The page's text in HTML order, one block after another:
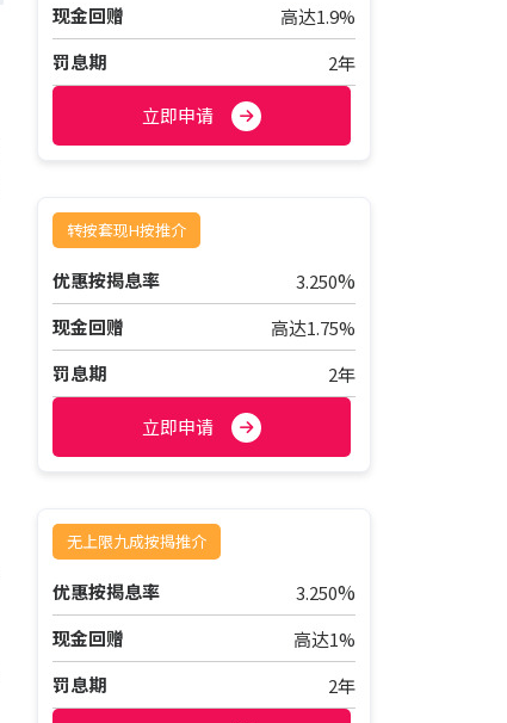
现金回赠
高达1.9%
罚息期
2年
立即申请
转按套现H按推介
优惠按揭息率 3.250%
现金回赠
高达1.75%
罚息期
2年
立即申请
无上限九成按揭推介
优惠按揭息率 3.250%
现金回赠
高达1%
罚息期
2年